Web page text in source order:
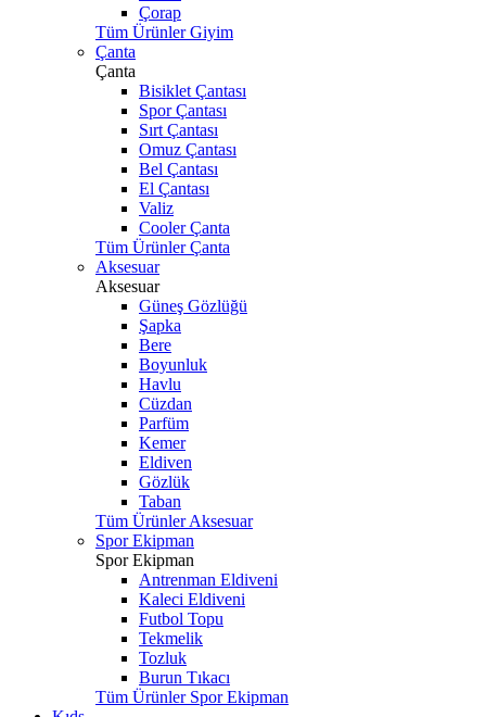
Çorap
Tüm Ürünler Giyim
Çanta
Çanta
Bisiklet Çantası
Spor Çantası
Sırt Çantası
Omuz Çantası
Bel Çantası
El Çantası
Valiz
Cooler Çanta
Tüm Ürünler Çanta
Aksesuar
Aksesuar
Güneş Gözlüğü
Şapka
Bere
Boyunluk
Havlu
Cüzdan
Parfüm
Kemer
Eldiven
Gözlük
Taban
Tüm Ürünler Aksesuar
Spor Ekipman
Spor Ekipman
Antrenman Eldiveni
Kaleci Eldiveni
Futbol Topu
Tekmelik
Tozluk
Burun Tıkacı
Tüm Ürünler Spor Ekipman